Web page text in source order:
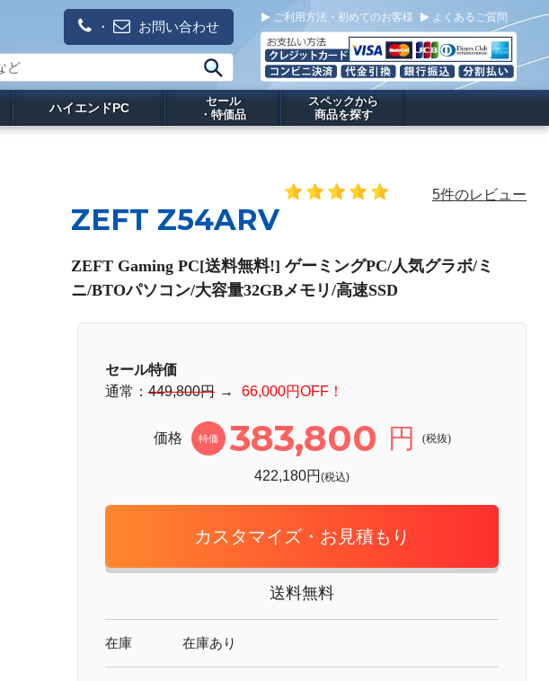
・ お問い合わせ
ご利用方法・初めてのお客様 よくあるご質問
ハイエンドPC
セール
・特価品
スペックから
商品を探す
ZEFT Z54ARV
5件のレビュー
ZEFT Gaming PC[送料無料!] ゲーミングPC/人気グラボ/ミ
ニ/BTOパソコン/大容量32GBメモリ/高速SSD
セール特価
通常： 449,800円 → 66,000円OFF！
価格 特価 383,800 円 (税抜)
422,180円 (税込)
カスタマイズ・お見積もり
送料無料
在庫 在庫あり